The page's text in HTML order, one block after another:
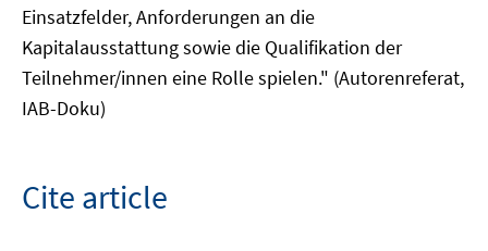
Einsatzfelder, Anforderungen an die
Kapitalausstattung sowie die Qualifikation der
Teilnehmer/innen eine Rolle spielen." (Autorenreferat,
IAB-Doku)
Cite article